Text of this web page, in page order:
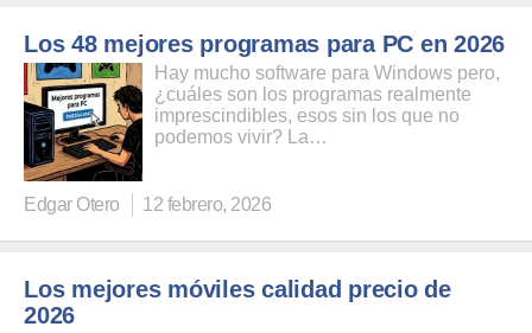
Los 48 mejores programas para PC en 2026
Hay mucho software para Windows pero,
¿cuáles son los programas realmente
imprescindibles, esos sin los que no
podemos vivir? La…
Edgar Otero 12 febrero, 2026
Los mejores móviles calidad precio de
2026